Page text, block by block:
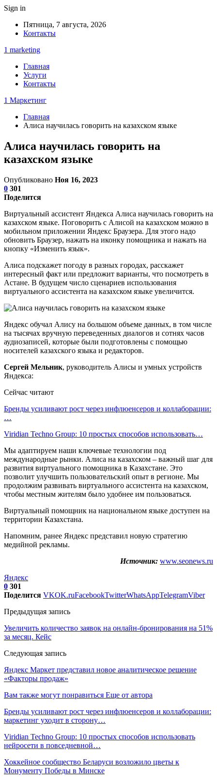
Sign in
Пятница, 7 августа, 2026
Контакты
1 marketing
Главная
Услуги
Контакты
1 Маркетинг
Главная
Алиса научилась говорить на казахском языке
Алиса научилась говорить на
казахском языке
Опубликовано Ноя 16, 2023
0 301
Поделится
Виртуальный ассистент Яндекса Алиса научилась говорить на
казахском языке. Поговорить с Алисой на казахском можно в
мобильном приложении Яндекс Браузера. Для этого надо
обновить Браузер, нажать на иконку помощника и нажать на
кнопку «Изменить язык».
Алиса подскажет погоду в разных городах, расскажет
интересный факт или предложит варианты, что посмотреть в
Астане. В будущем число сценариев использования
виртуального ассистента на казахском языке увеличится.
Яндекс обучал Алису на большом объеме данных, в том числе
на тысячах вручную переведенных диалогов и сотнях часов
аудиозаписей, которые были подготовлены с помощью
носителей казахского языка и редакторов.
Сергей Мельник, руководитель Алисы и умных устройств
Яндекса:
Сейчас читают
Бренды усиливают рост через инфлюенсеров и коллаборации:
…
Viridian Techno Group: 10 простых способов использовать…
Мы адаптируем наши ключевые технологии под
международные рынки. Алиса на казахском – важный шаг для
развития виртуального помощника в Казахстане. Это
позволит улучшить пользовательский опыт в регионе. Мы
продолжим развивать виртуального ассистента на казахском,
чтобы местным жителям было удобнее им пользоваться.
Виртуальный помощник на национальном языке доступен на
территории Казахстана.
Напомним, ранее Яндекс представил новую стратегию
медийной рекламы.
Источник: www.seonews.ru
Яндекс
0 301
Поделится VKOK.ruFacebookTwitterWhatsAppTelegramViber
Предыдущая запись
Увеличить количество заявок на онлайн-бронирования на 51%
за месяц. Кейс
Следующая запись
Яндекс Маркет представил новое аналитическое решение
«Факторы продаж»
Вам также могут понравиться Еще от автора
Бренды усиливают рост через инфлюенсеров и коллаборации:
маркетинг уходит в сторону…
Viridian Techno Group: 10 простых способов использовать
нейросети в повседневной…
Хоккейное сообщество Беларуси возложило цветы к
Монументу Победы в Минске